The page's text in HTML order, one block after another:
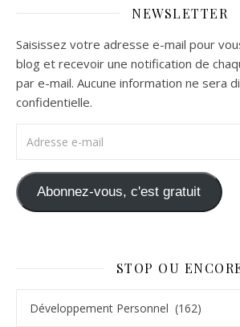
NEWSLETTER
Saisissez votre adresse e-mail pour
blog et recevoir une notification de
par e-mail. Aucune information ne sera
confidentielle.
Abonnez-vous, c'est gratuit
STOP OU